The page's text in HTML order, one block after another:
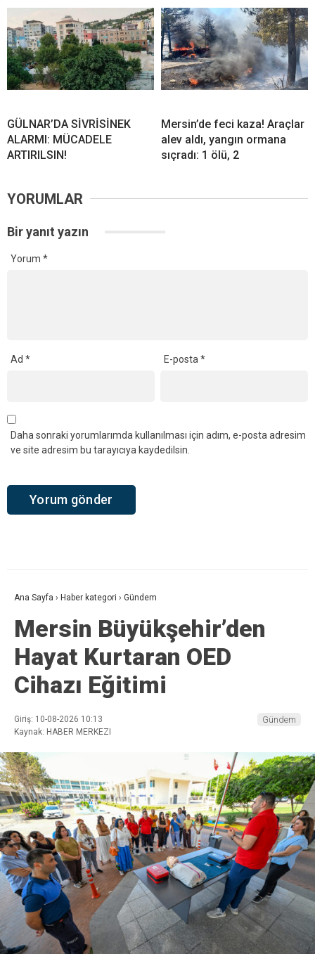
GÜLNAR’DA SİVRİSİNEK
ALARMI: MÜCADELE
ARTIRILSIN!
Mersin’de feci kaza! Araçlar
alev aldı, yangın ormana
sıçradı: 1 ölü, 2
YORUMLAR
Bir yanıt yazın
Yorum *
Ad * E-posta*
Daha sonraki yorumlarımda kullanılması için adım, e-posta adresim
ve site adresim bu tarayıcıya kaydedilsin.
Ana Sayfa › Haber kategori › Gündem
Mersin Büyükşehir’den
Hayat Kurtaran OED
Cihazı Eğitimi
Giriş: 10-08-2026 10:13
Kaynak: HABER MERKEZI
Gündem